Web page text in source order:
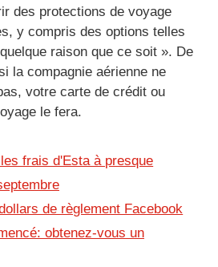
des protections de voyage
y compris des options telles
raison que ce soit ». De
la compagnie aérienne ne
votre carte de crédit ou
le fera.
frais d'Esta à presque
de règlement Facebook
obtenez-vous un